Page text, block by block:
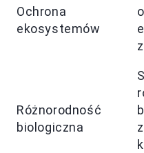
Ochrona
ekosystemów
Różnorodność
biologiczna